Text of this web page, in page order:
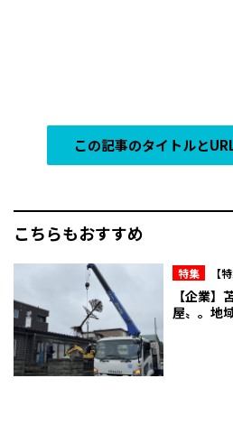
この記事のタイトルと
こちらもおすすめ
特集
【
物【企業】
屋〟。地